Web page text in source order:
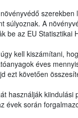
súlyoznak. A
be az EU Statisztikai
kell kiszámítani,
éves
ezt követően
használják
évek során